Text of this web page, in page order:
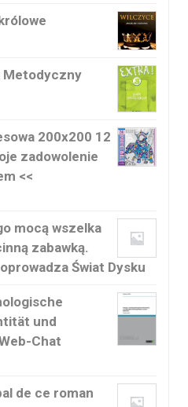
Metodyczny
200x200 12
zadowolenie
<<
mocą wszelka
zabawką.
Świat Dysku
und
Chat
de ce roman